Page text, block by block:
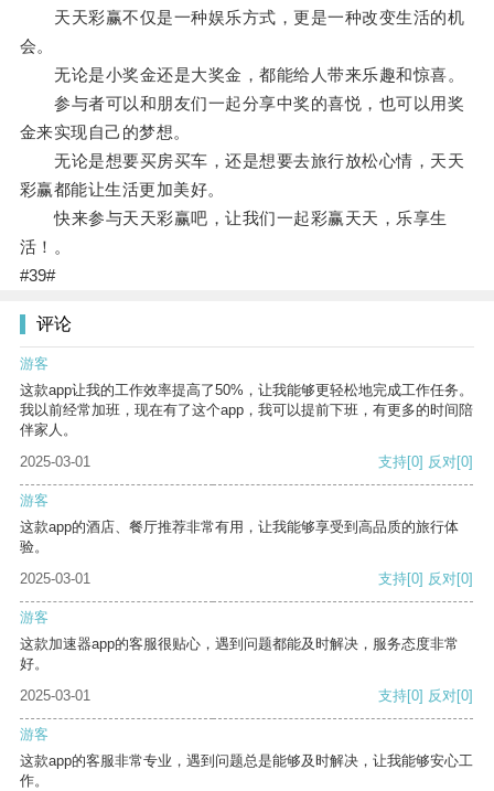
天天彩赢不仅是一种娱乐方式，更是一种改变生活的机
会。
无论是小奖金还是大奖金，都能给人带来乐趣和惊喜。
参与者可以和朋友们一起分享中奖的喜悦，也可以用奖
金来实现自己的梦想。
无论是想要买房买车，还是想要去旅行放松心情，天天
彩赢都能让生活更加美好。
快来参与天天彩赢吧，让我们一起彩赢天天，乐享生
活！。
#39#
评论
游客
这款app让我的工作效率提高了50%，让我能够更轻松地完成工作任务。
我以前经常加班，现在有了这个app，我可以提前下班，有更多的时间陪
伴家人。
2025-03-01
支持[0] 反对[0]
游客
这款app的酒店、餐厅推荐非常有用，让我能够享受到高品质的旅行体
验。
2025-03-01
支持[0] 反对[0]
游客
这款加速器app的客服很贴心，遇到问题都能及时解决，服务态度非常
好。
2025-03-01
支持[0] 反对[0]
游客
这款app的客服非常专业，遇到问题总是能够及时解决，让我能够安心工
作。